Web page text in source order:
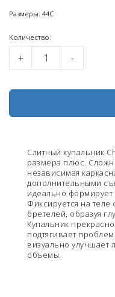
Размеры: 44C
Kоличество:
+ -
Слитный купальник
размера плюс.
независимая
дополнительными
идеально
Фиксируется на
бретелей, образуя
Купальник
подтягивает
визуально улучшает
объемы.